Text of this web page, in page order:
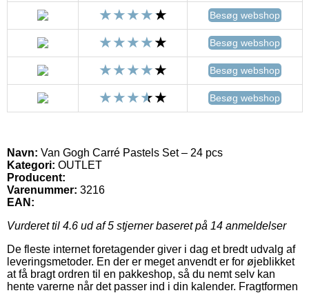
Besøg webshop
Besøg webshop
Besøg webshop
Besøg webshop
Navn: Van Gogh Carré Pastels Set – 24 pcs
Kategori: OUTLET
Producent:
Varenummer: 3216
EAN:
Vurderet til 4.6 ud af 5 stjerner baseret på 14 anmeldelser
De fleste internet foretagender giver i dag et bredt udvalg af
leveringsmetoder. En der er meget anvendt er for øjeblikket
at få bragt ordren til en pakkeshop, så du nemt selv kan
hente varerne når det passer ind i din kalender. Fragtformen